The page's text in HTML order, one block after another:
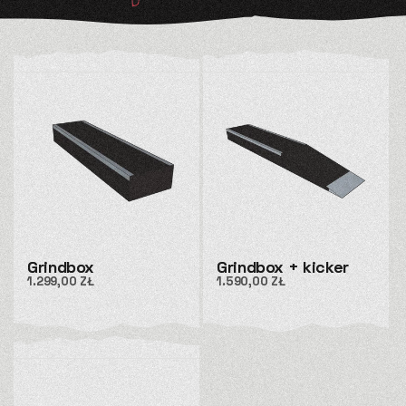
Grindbox
Cena
regularna
1.299,00 ZŁ
Grindbox + kicker
Cena
regularna
1.590,00 ZŁ